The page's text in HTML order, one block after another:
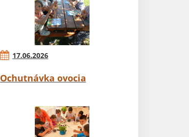
17.06.2026
Ochutnávka ovocia